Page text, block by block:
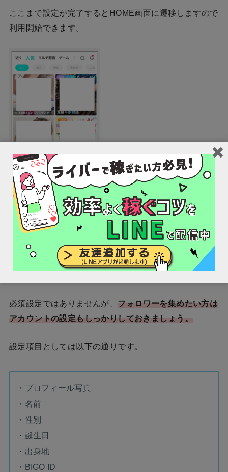
ここまで設定が完了するとHOME画面に遷移しますので
利用開始できます。
アカウント設定
必須設定ではありませんが、 フォロワーを集めたい方は
アカウントの設定もしっかりしておきましょう。
設定項目としては以下の通りです。
・プロフィール写真
・名前
・性別
・誕生日
・出身地
・BIGO ID